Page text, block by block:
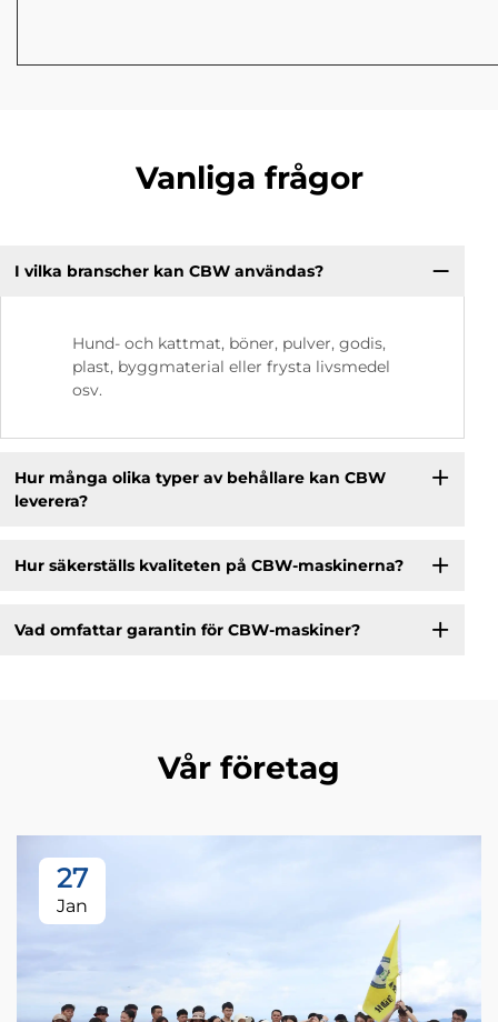
Vanliga frågor
I vilka branscher kan CBW användas?
Hund- och kattmat, böner, pulver, godis,
plast, byggmaterial eller frysta livsmedel
osv.
Hur många olika typer av behållare kan CBW
leverera?
Hur säkerställs kvaliteten på CBW-maskinerna?
Vad omfattar garantin för CBW-maskiner?
Vår företag
27
Jan